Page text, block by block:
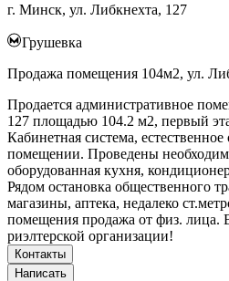
г. Минск, ул. Либкнехта, 127
Грушевка
Продажа помещения 104м2, ул.
Продается административное
127 площадью 104.2 м2, первый
Кабинетная система,
помещении. Проведены
оборудованная кухня,
Рядом остановка общественного
магазины, аптека, недалеко
помещения продажа от физ. лица.
риэлтерской организации!
Контакты
Написать